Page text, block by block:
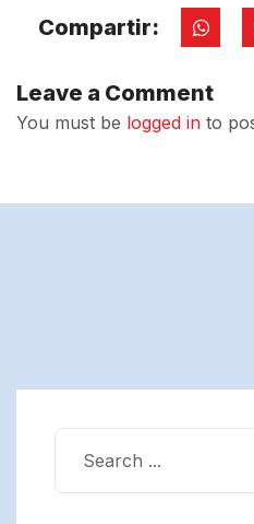
Compartir:
Leave a Comment
You must be logged in to